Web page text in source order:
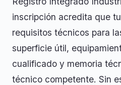
inscripción acredita que
requisitos técnicos para
superficie útil,
cualificado y memoria
técnico competente. Sin